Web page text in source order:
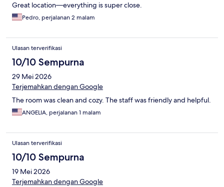
Great location—everything is super close.
Pedro, perjalanan 2 malam
Ulasan terverifikasi
10/10 Sempurna
29 Mei 2026
Terjemahkan dengan Google
The room was clean and cozy. The staff was friendly and helpful.
ANGELIA, perjalanan 1 malam
Ulasan terverifikasi
10/10 Sempurna
19 Mei 2026
Terjemahkan dengan Google